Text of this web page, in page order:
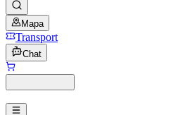
Mapa
Transport
Chat